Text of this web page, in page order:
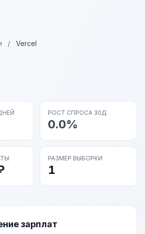
/ Vercel
РОСТ СПРОСА 30Д
0.0%
РАЗМЕР ВЫБОРКИ
1
зарплат